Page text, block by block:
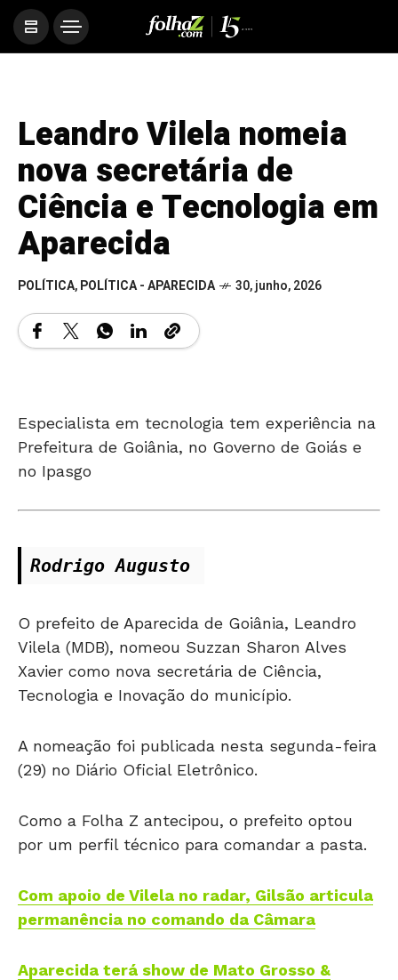
Leandro Vilela nomeia
nova secretária de
Ciência e Tecnologia em
Aparecida
POLÍTICA,POLÍTICA - APARECIDA 30, junho, 2026
Especialista em tecnologia tem experiência na
Prefeitura de Goiânia, no Governo de Goiás e
no Ipasgo
Rodrigo Augusto
O prefeito de Aparecida de Goiânia, Leandro
Vilela (MDB), nomeou Suzzan Sharon Alves
Xavier como nova secretária de Ciência,
Tecnologia e Inovação do município.
A nomeação foi publicada nesta segunda-feira
(29) no Diário Oficial Eletrônico.
Como a Folha Z antecipou, o prefeito optou
por um perfil técnico para comandar a pasta.
Com apoio de Vilela no radar, Gilsão articula
permanência no comando da Câmara
Aparecida terá show de Mato Grosso &